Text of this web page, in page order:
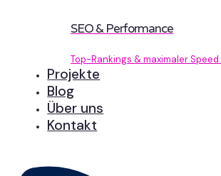
SEO & Performance
Top-Rankings & maximaler Speed.
Projekte
Blog
Über uns
Kontakt